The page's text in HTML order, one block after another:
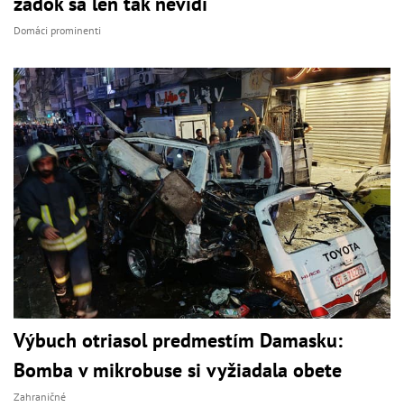
Domáci prominenti
Výbuch otriasol predmestím Damasku:
Bomba v mikrobuse si vyžiadala obete
Zahraničné